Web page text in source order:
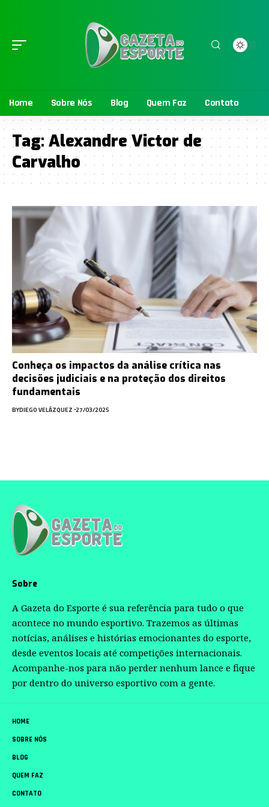
Home Sobre Nós Blog Quem Faz Contato
Tag: Alexandre Victor de
Carvalho
Conheça os impactos da análise crítica nas
decisões judiciais e na proteção dos direitos
fundamentais
BYDIEGO VELÁZQUEZ 27/03/2025
Sobre
A Gazeta do Esporte é sua referência para tudo o que
acontece no mundo esportivo. Trazemos as últimas
notícias, análises e histórias emocionantes do esporte,
desde eventos locais até competições internacionais.
Acompanhe-nos para não perder nenhum lance e fique
por dentro do universo esportivo com a gente.
HOME
SOBRE NÓS
BLOG
QUEM FAZ
CONTATO